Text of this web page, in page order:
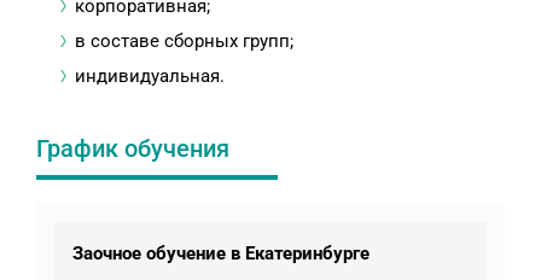
корпоративная;
в составе сборных групп;
индивидуальная.
График обучения
Заочное обучение в Екатеринбурге